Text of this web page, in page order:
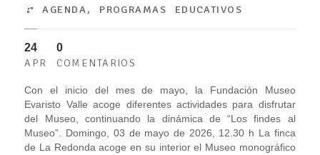
AGENDA, PROGRAMAS EDUCATIVOS
24
APR
0
COMENTARIOS
Con el inicio del mes de mayo, la Fundación Museo
Evaristo Valle acoge diferentes actividades para disfrutar
del Museo, continuando la dinámica de “Los findes al
Museo”. Domingo, 03 de mayo de 2026, 12.30 h La finca
de La Redonda acoge en su interior el Museo monográfico